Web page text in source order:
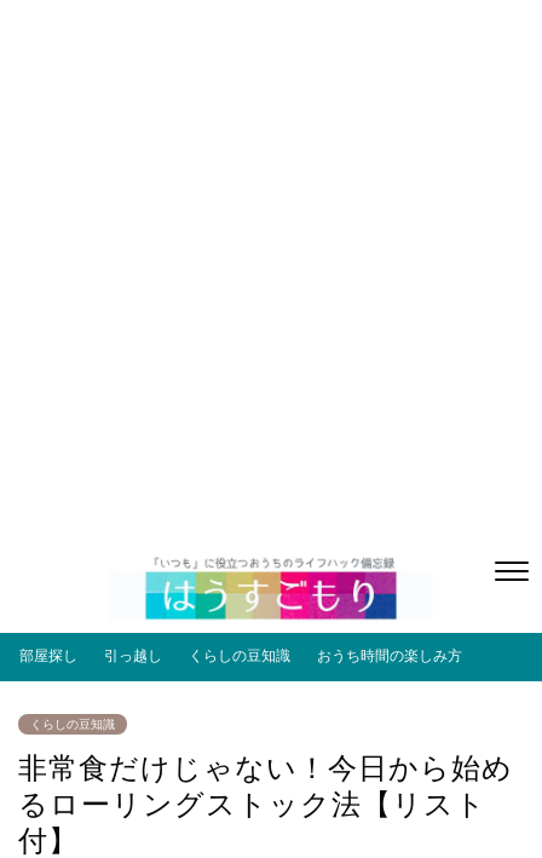
部屋探し 引っ越し くらしの豆知識 おうち時間の楽しみ方
くらしの豆知識
非常食だけじゃない！今日から始め
るローリングストック法【リスト
付】